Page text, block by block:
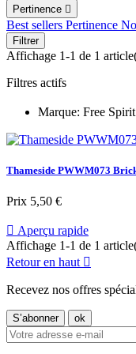
Pertinence 
Best sellers Pertinence
Filtrer
Affichage 1-1 de 1
Filtres actifs
Marque: Free Spirit
Thameside PWWM073
Prix 5,50 €
 Aperçu rapide
Affichage 1-1 de 1
Retour en haut 
Recevez nos offres